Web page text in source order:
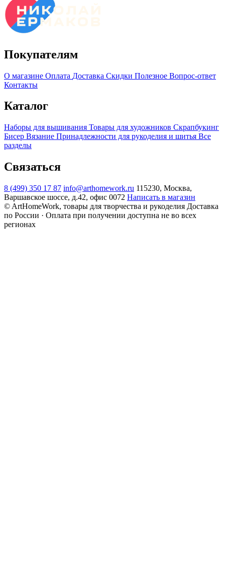
Покупателям
О магазине Оплата Доставка Скидки Полезное Вопрос-ответ
Контакты
Каталог
Наборы для вышивания Товары для художников Скрапбукинг
Бисер Вязание Принадлежности для рукоделия и шитья Все
разделы
Связаться
8 (499) 350 17 87 info@arthomework.ru 115230, Москва,
Варшавское шоссе, д.42, офис 0072 Написать в магазин
© ArtHomeWork, товары для творчества и рукоделия Доставка
по России · Оплата при получении доступна не во всех
регионах